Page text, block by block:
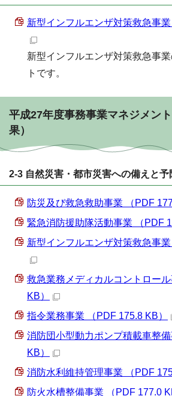
新型インフルエンザ対策救急事業
新型インフルエンザ対策救急事
トです。
平成27年度事務事業マネジメン
果）
2-3 自然災害・都市災害への備えと予
防災及び救急救助事業 （PDF
緊急消防援助隊活動事業 （PDF
新型インフルエンザ対策救急事業
救急業務メディカルコントロー
KB）
指令業務事業 （PDF 175.8 KB）
消防団小型動力ポンプ積載車整
KB）
消防水利維持管理事業 （PDF
防火水槽整備事業 （PDF 177.0